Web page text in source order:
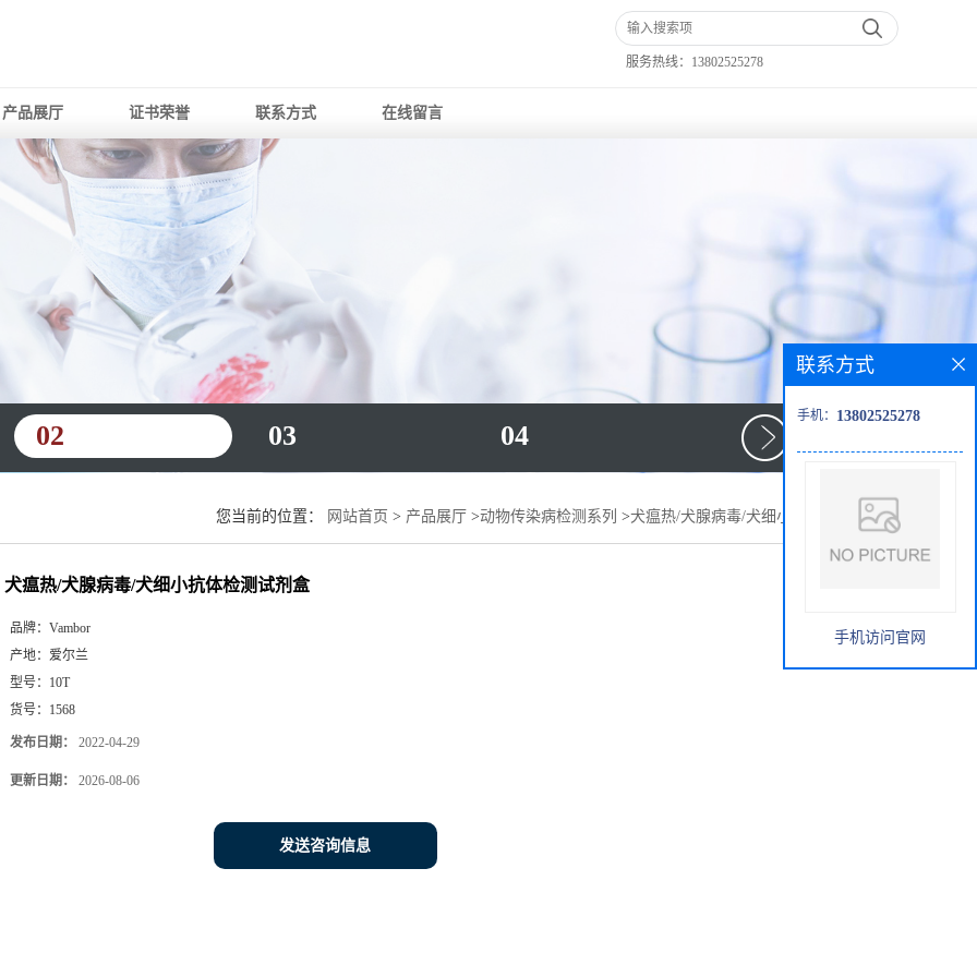
服务热线： 13802525278
产品展厅 证书荣誉 联系方式 在线留言
02 03 04
您当前的位置： 网站首页 > 产品展厅 >动物传染病检测系列 >犬瘟热/犬腺病毒/犬细小抗体检测试剂盒
犬瘟热/犬腺病毒/犬细小抗体检测试剂盒
品牌： Vambor
产地： 爱尔兰
型号： 10T
货号： 1568
发布日期： 2022-04-29
更新日期： 2026-08-06
发送咨询信息
联系方式
手机： 13802525278
手机访问官网